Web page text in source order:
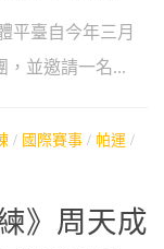
平臺自今年三月
，並邀請一名...
/ 國際賽事 / 帕運 /
》周天成